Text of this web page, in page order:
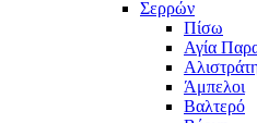
Σερρών
Πίσω
Αγία
Άμπελοι
Βαλτερό